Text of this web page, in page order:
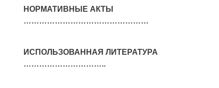
НОРМАТИВНЫЕ АКТЫ
…………………………………………
ИСПОЛЬЗОВАННАЯ ЛИТЕРАТУРА
…………………………..